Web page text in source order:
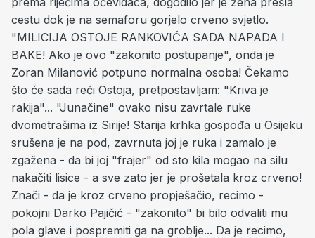
cestu dok je na semaforu gorjelo crveno svjetlo.
"MILICIJA OSTOJE RANKOVIĆA SADA NAPADA I
BAKE! Ako je ovo "zakonito postupanje", onda je
Zoran Milanović potpuno normalna osoba! Čekamo
što će sada reći Ostoja, pretpostavljam: "Kriva je
rakija"... "Junačine" ovako nisu zavrtale ruke
dvometrašima iz Sirije! Starija krhka gospođa u Osijeku
srušena je na pod, zavrnuta joj je ruka i zamalo je
zgažena - da bi joj "frajer" od sto kila mogao na silu
nakačiti lisice - a sve zato jer je prošetala kroz crveno!
Znači - da je kroz crveno propješačio, recimo -
pokojni Darko Pajičić - "zakonito" bi bilo odvaliti mu
pola glave i pospremiti ga na groblje... Da je recimo,